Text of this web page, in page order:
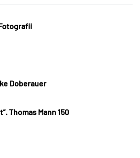
Doberauer
Thomas Mann 150